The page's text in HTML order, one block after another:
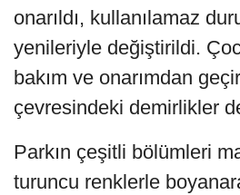
onarıldı, kullanılamaz
yenileriyle değiştirildi.
bakım ve onarımdan
çevresindeki demirlikler
Parkın çeşitli bölümleri
turuncu renklerle